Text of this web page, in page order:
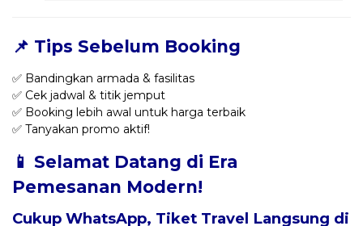
📌 Tips Sebelum Booking
✅ Bandingkan armada & fasilitas
✅ Cek jadwal & titik jemput
✅ Booking lebih awal untuk harga terbaik
✅ Tanyakan promo aktif!
📱 Selamat Datang di Era
Pemesanan Modern!
Cukup WhatsApp, Tiket Travel Langsung di